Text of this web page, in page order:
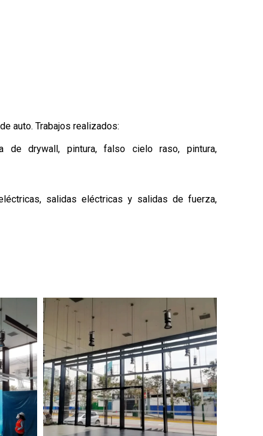
auto. Trabajos realizados:
de drywall, pintura, falso cielo raso, pintura,
salidas eléctricas y salidas de fuerza,